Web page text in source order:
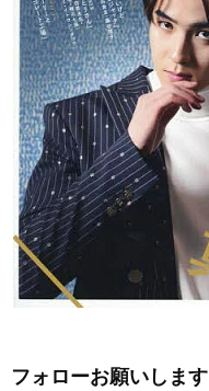
フォローお願いします